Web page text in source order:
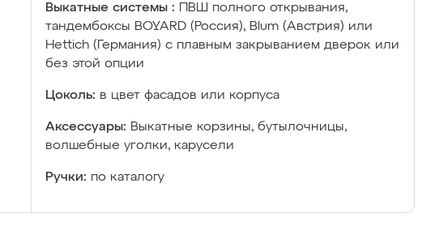
Выкатные системы :
ПВШ полного открывания,
тандембоксы BOYARD (Россия), Blum (Австрия) или
Hettich (Германия) с плавным закрыванием дверок или
без этой опции
Цоколь: в цвет фасадов или корпуса
Аксессуары: Выкатные корзины, бутылочницы,
волшебные уголки, карусели
Ручки: по каталогу